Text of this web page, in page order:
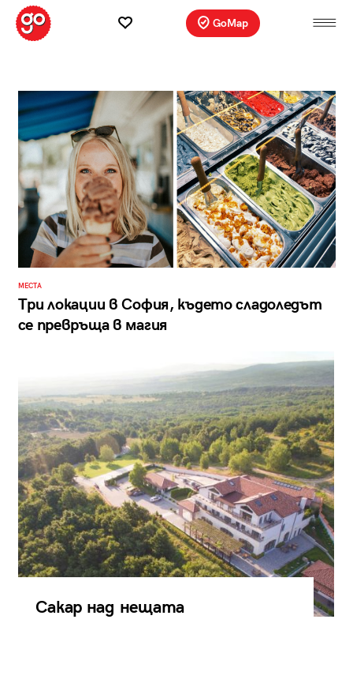
GoMap
МЕСТА
Три локации в София, където сладоледът
се превръща в магия
Сакар над нещата